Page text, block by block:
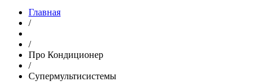
Главная
/
/
Про Кондиционер
/
Супермультисистемы